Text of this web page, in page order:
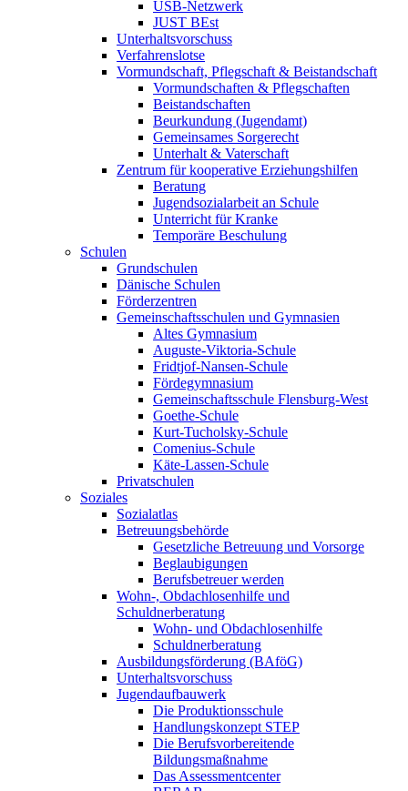
ÜSB-Netzwerk
JUST BEst
Unterhaltsvorschuss
Verfahrenslotse
Vormundschaft, Pflegschaft & Beistandschaft
Vormundschaften & Pflegschaften
Beistandschaften
Beurkundung (Jugendamt)
Gemeinsames Sorgerecht
Unterhalt & Vaterschaft
Zentrum für kooperative Erziehungshilfen
Beratung
Jugendsozialarbeit an Schule
Unterricht für Kranke
Temporäre Beschulung
Schulen
Grundschulen
Dänische Schulen
Förderzentren
Gemeinschaftsschulen und Gymnasien
Altes Gymnasium
Auguste-Viktoria-Schule
Fridtjof-Nansen-Schule
Fördegymnasium
Gemeinschaftsschule Flensburg-West
Goethe-Schule
Kurt-Tucholsky-Schule
Comenius-Schule
Käte-Lassen-Schule
Privatschulen
Soziales
Sozialatlas
Betreuungsbehörde
Gesetzliche Betreuung und Vorsorge
Beglaubigungen
Berufsbetreuer werden
Wohn-, Obdachlosenhilfe und
Schuldnerberatung
Wohn- und Obdachlosenhilfe
Schuldnerberatung
Ausbildungsförderung (BAföG)
Unterhaltsvorschuss
Jugendaufbauwerk
Die Produktionsschule
Handlungskonzept STEP
Die Berufsvorbereitende
Bildungsmaßnahme
Das Assessmentcenter